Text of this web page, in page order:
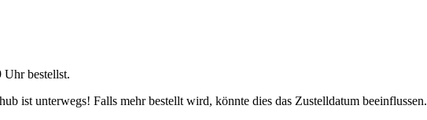
Uhrbestellst.
ist unterwegs! Falls mehr bestellt wird, könnte dies das Zustelldatum beeinflussen.